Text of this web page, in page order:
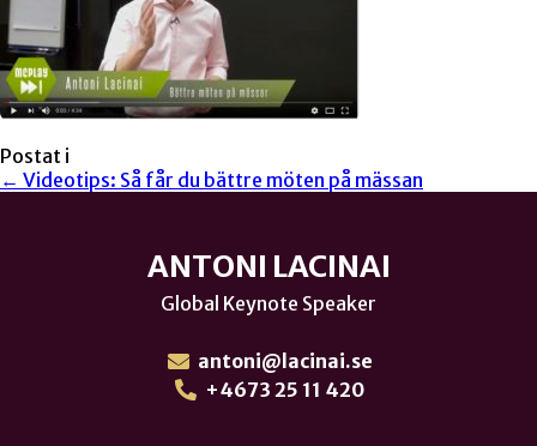
Postat i
← Videotips: Så får du bättre möten på mässan
ANTONI LACINAI
Global Keynote Speaker
antoni@lacinai.se
+4673 25 11 420